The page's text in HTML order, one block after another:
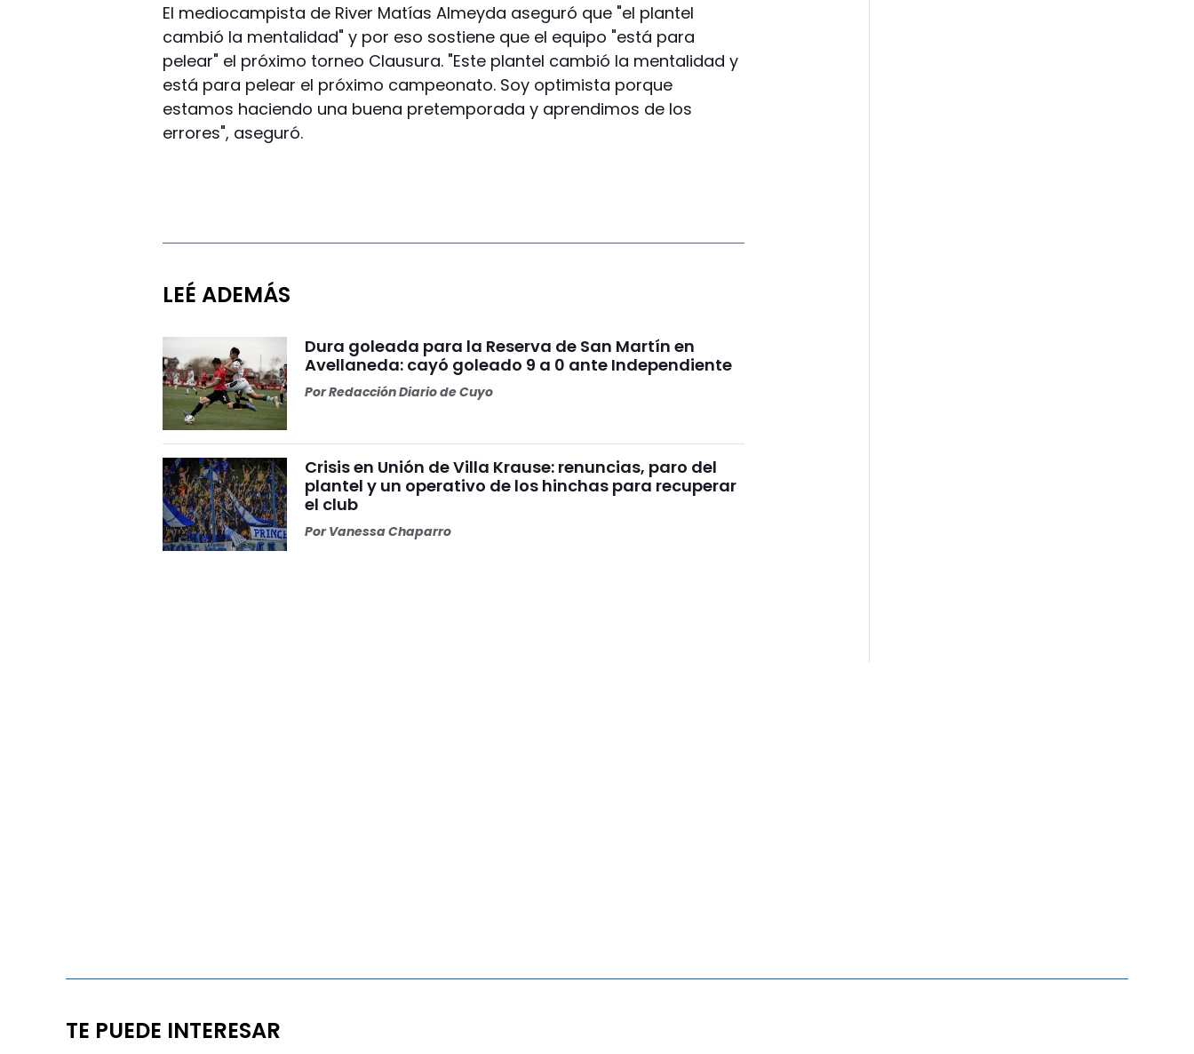
El mediocampista de River Matías Almeyda aseguró que "el plantel
cambió la mentalidad" y por eso sostiene que el equipo "está para
pelear" el próximo torneo Clausura. "Este plantel cambió la mentalidad y
está para pelear el próximo campeonato. Soy optimista porque
estamos haciendo una buena pretemporada y aprendimos de los
errores", aseguró.
LEÉ ADEMÁS
Dura goleada para la Reserva de San Martín en
Avellaneda: cayó goleado 9 a 0 ante Independiente
PorRedacción Diario de Cuyo
Crisis en Unión de Villa Krause: renuncias, paro del
plantel y un operativo de los hinchas para recuperar
el club
PorVanessa Chaparro
TE PUEDE INTERESAR